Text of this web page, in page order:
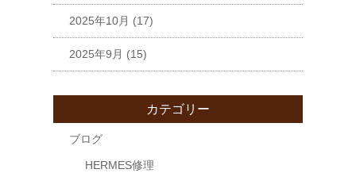
2025年10月 (17)
2025年9月 (15)
カテゴリー
ブログ
HERMES修理